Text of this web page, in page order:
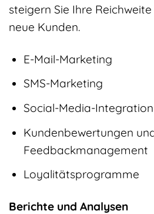
steigern Sie Ihre
neue Kunden.
E-Mail-Marketing
SMS-Marketing
Social-Media-Integration
Kundenbewertungen
Feedbackmanagement
Loyalitätsprogramme
Berichte und Analysen